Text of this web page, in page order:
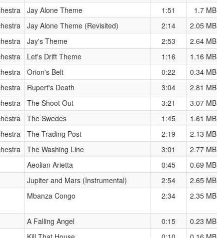
Jay Alone Theme 1:51
1.7 MB
Jay Alone Theme (Revisited) 2:14
2.05 MB
Jay's Theme 2:53
2.64 MB
Let's Drift Theme 1:16
1.16 MB
Orion's Belt 0:22
0.34 MB
Rupert's Death 3:04
2.81 MB
The Shoot Out 3:21
3.07 MB
The Swedes 1:45
1.61 MB
The Trading Post 2:19
2.13 MB
The Washing Line 3:01
2.77 MB
Aeolian Arietta 0:45
0.69 MB
Jupiter and Mars (Instrumental) 2:54
2.65 MB
Mbanza Congo 2:34 2.35 MB
A Falling Angel 0:15
0.23 MB